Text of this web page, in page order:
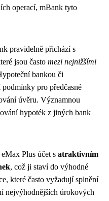
operací, mBank tyto
pravidelně přichází s
jsou často mezi nejnižšími
bankou či
pro předčasné
úvěru. Významnou
hypoték z jiných bank
Plus účet s atraktivním
, což ji staví do výhodné
které často vyžadují splnění
nejvýhodnějších úrokových